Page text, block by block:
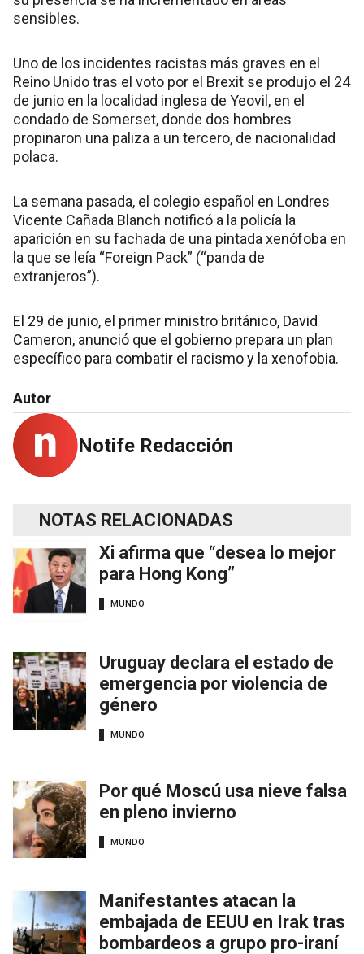
sensibles.
Uno de los incidentes racistas más graves en el
Reino Unido tras el voto por el Brexit se produjo el 24
de junio en la localidad inglesa de Yeovil, en el
condado de Somerset, donde dos hombres
propinaron una paliza a un tercero, de nacionalidad
polaca.
La semana pasada, el colegio español en Londres
Vicente Cañada Blanch notificó a la policía la
aparición en su fachada de una pintada xenófoba en
la que se leía “Foreign Pack” (“panda de
extranjeros”).
El 29 de junio, el primer ministro británico, David
Cameron, anunció que el gobierno prepara un plan
específico para combatir el racismo y la xenofobia.
Autor
Notife Redacción
NOTAS RELACIONADAS
Xi afirma que “desea lo mejor
para Hong Kong”
MUNDO
Uruguay declara el estado de
emergencia por violencia de
género
MUNDO
Por qué Moscú usa nieve falsa
en pleno invierno
MUNDO
Manifestantes atacan la
embajada de EEUU en Irak tras
bombardeos a grupo pro-iraní